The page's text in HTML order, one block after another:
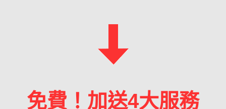
免費！加送4大服務